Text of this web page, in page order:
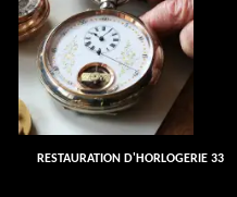
RESTAURATION D'HORLOGERIE 33